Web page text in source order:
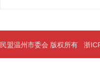
民盟温州市委会 版权所有 浙